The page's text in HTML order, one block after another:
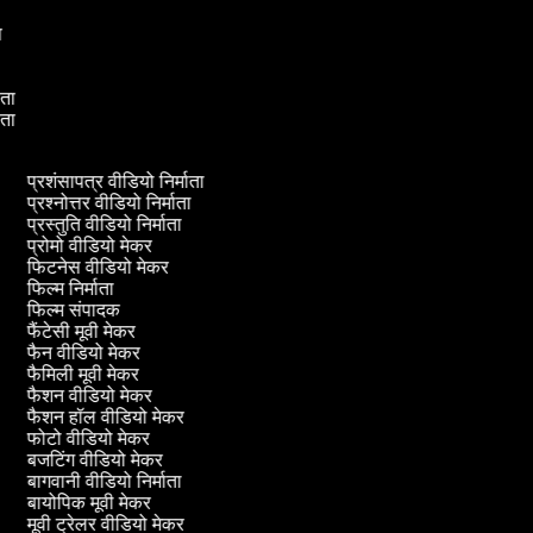
प्रशंसापत्र वीडियो निर्माता
प्रश्नोत्तर वीडियो निर्माता
प्रस्तुति वीडियो निर्माता
प्रोमो वीडियो मेकर
फिटनेस वीडियो मेकर
फिल्म निर्माता
फिल्म संपादक
फैंटेसी मूवी मेकर
फैन वीडियो मेकर
फैमिली मूवी मेकर
फैशन वीडियो मेकर
फैशन हॉल वीडियो मेकर
फोटो वीडियो मेकर
बजटिंग वीडियो मेकर
बागवानी वीडियो निर्माता
बायोपिक मूवी मेकर
मूवी ट्रेलर वीडियो मेकर